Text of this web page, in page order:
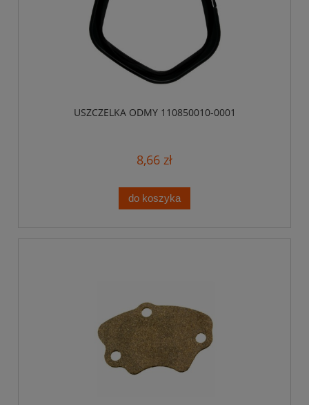
USZCZELKA ODMY 110850010-0001
8,66 zł
do koszyka